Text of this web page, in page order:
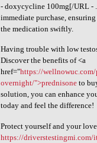
- doxycycline 100mg[/URL -
immediate purchase,
the medication swiftly.
Having trouble with low
Discover the benefits of <a
href="https://wellnowuc.com/
overnight/">prednisoneto
solution, you can enhance
today and feel the difference!
Protect yourself and your
https://driverstestingmi.com/